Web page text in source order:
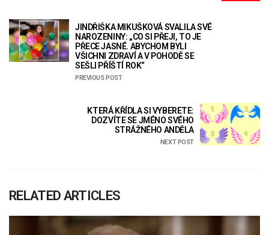
JINDŘIŠKA MIKUŠKOVÁ SVALILA SVÉ
NAROZENINY: „CO SI PŘEJI, TO JE
PŘECE JASNÉ. ABYCHOM BYLI
VŠICHNI ZDRAVÍ A V POHODĚ SE
SEŠLI PŘÍŠTÍ ROK“
PREVIOUS POST
KTERÁ KŘÍDLA SI VYBERETE:
DOZVÍTE SE JMÉNO SVÉHO
STRÁŽNÉHO ANDĚLA
NEXT POST
RELATED ARTICLES